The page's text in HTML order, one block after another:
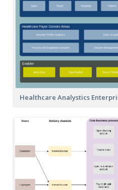
Healthcare Analystics